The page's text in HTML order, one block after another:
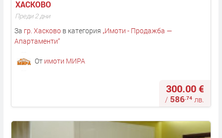
ХАСКОВО
Преди 2 дни
За гр. Хасковов категория „Имоти - Продажба —
Апартаменти“
От имоти МИРА
300.00 €
/ 586.74 лв.